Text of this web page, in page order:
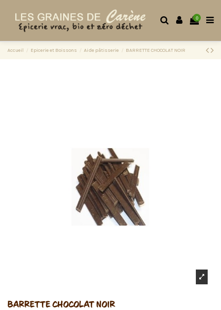
0
Accueil Epicerie et Boissons Aide pâtisserie BARRETTE CHOCOLAT NOIR
BARRETTE CHOCOLAT NOIR